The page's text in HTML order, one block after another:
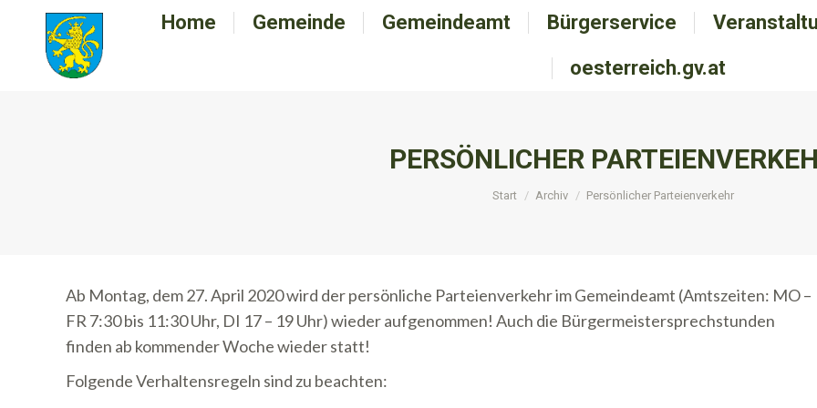
Home Gemeinde Gemeindeamt Bürgerservice
oesterreich.gv.at
PERSÖNLICHER
Sie befinden sich hier:
Start Archiv Persönlicher Parteienverkehr
Ab Montag, dem 27. April 2020 wird der persönliche Parteienverkehr im Gemeindeamt (Amtszeiten: MO –
FR 7:30 bis 11:30 Uhr, DI 17 – 19 Uhr) wieder aufgenommen! Auch die Bürgermeistersprechstunden
finden ab kommender Woche wieder statt!
Folgende Verhaltensregeln sind zu beachten:
Home Gemeinde Gemeindeamt Bürgerservice
oesterreich.gv.at